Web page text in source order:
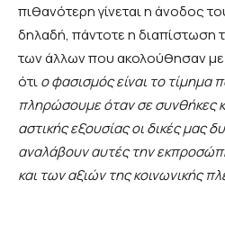
πιθανότερη γίνεται η άνοδος
δηλαδή, πάντοτε η διαπίστωση
των άλλων που ακολούθησαν με
ότιο φασισμός είναι το τίμημα
πληρώσουμε όταν σε συνθήκες
αστικής εξουσίας οι δικές μας
αναλάβουν αυτές την
και των αξιών της κοινωνικής